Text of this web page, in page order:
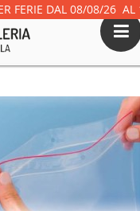
FERIE DAL 08/08/26